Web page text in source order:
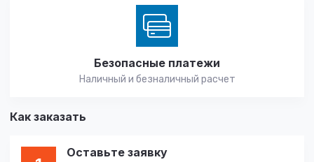
Безопасные платежи
Наличный и безналичный расчет
Как заказать
Оставьте заявку